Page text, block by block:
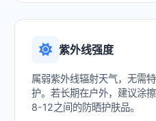
紫外线强度
属弱紫外线辐射天气，无需
护。若长期在户外，建议涂
8-12之间的防晒护肤品。